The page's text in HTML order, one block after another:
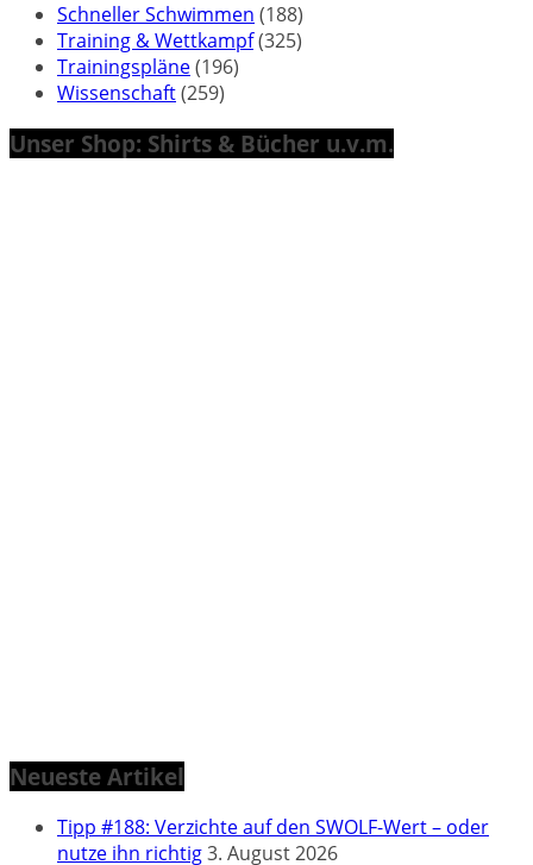
Schneller Schwimmen (188)
Training & Wettkampf(325)
Trainingspläne(196)
Wissenschaft(259)
Unser Shop: Shirts & Bücher u.v.m.
Neueste Artikel
Tipp #188: Verzichte auf den SWOLF-Wert – oder
nutze ihn richtig3. August 2026